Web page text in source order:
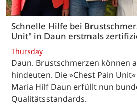
Schnelle Hilfe bei
Unit" in Daun erstmals
Thursday
Daun. Brustschmerzen können
hindeuten. Die »Chest Pain
Maria Hilf Daun erfüllt nun
Qualitätsstandards.